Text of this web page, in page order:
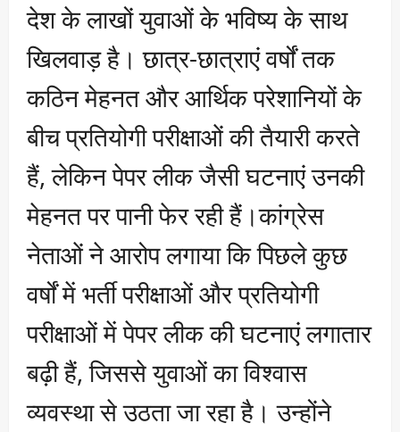
देश के लाखों युवाओं के भविष्य के साथ
खिलवाड़ है। छात्र-छात्राएं वर्षों तक
कठिन मेहनत और आर्थिक परेशानियों के
बीच प्रतियोगी परीक्षाओं की तैयारी करते
हैं, लेकिन पेपर लीक जैसी घटनाएं उनकी
मेहनत पर पानी फेर रही हैं।कांग्रेस
नेताओं ने आरोप लगाया कि पिछले कुछ
वर्षों में भर्ती परीक्षाओं और प्रतियोगी
परीक्षाओं में पेपर लीक की घटनाएं लगातार
बढ़ी हैं, जिससे युवाओं का विश्वास
व्यवस्था से उठता जा रहा है। उन्होंने